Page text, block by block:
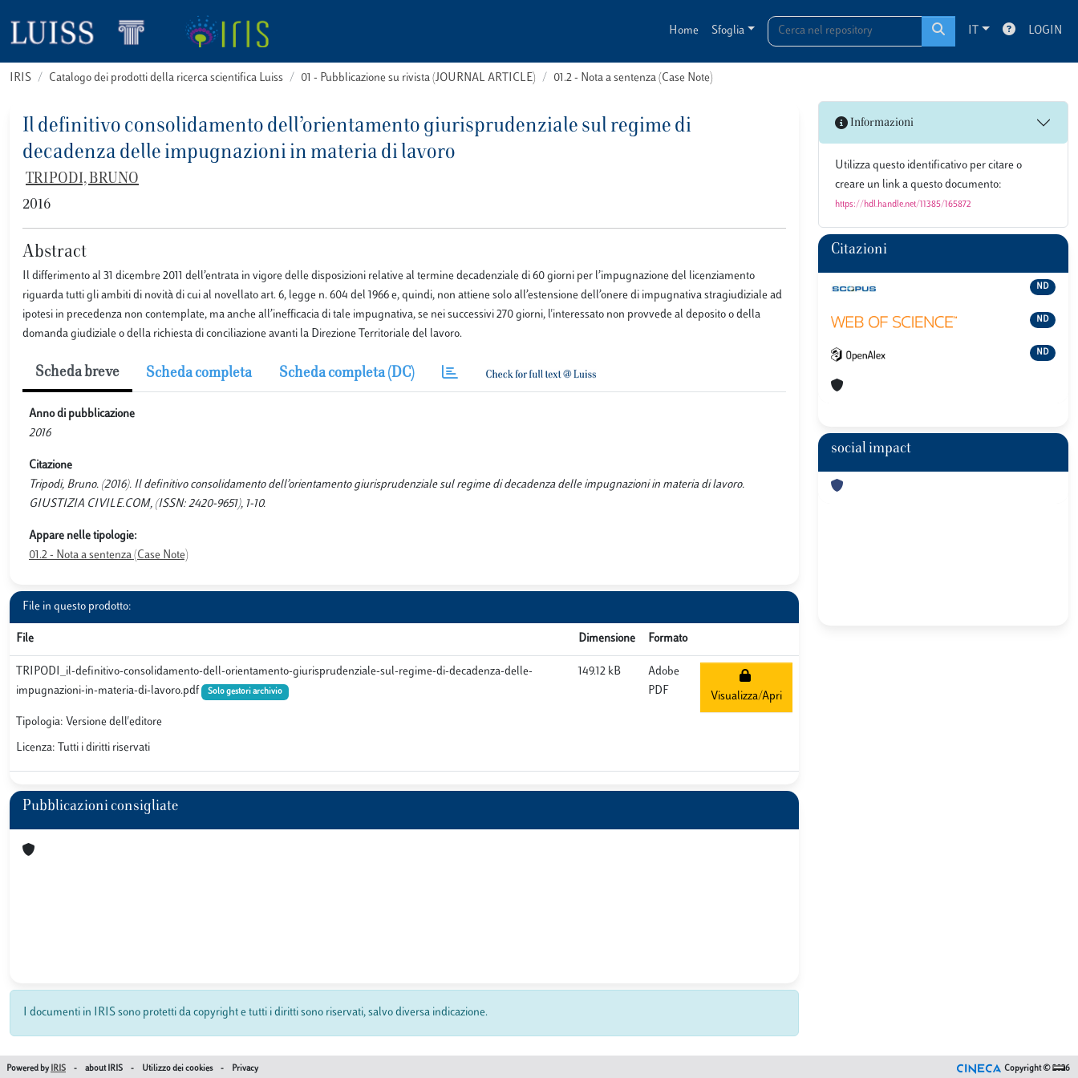
Home Sfoglia IT LOGIN
IRIS Catalogo dei prodotti della ricerca scientifica Luiss 01 - Pubblicazione su rivista (JOURNAL ARTICLE) 01.2 - Nota a sentenza (Case Note)
Il definitivo consolidamento dell’orientamento giurisprudenziale sul regime di
decadenza delle impugnazioni in materia di lavoro
TRIPODI, BRUNO
2016
Abstract
Il differimento al 31 dicembre 2011 dell’entrata in vigore delle disposizioni relative al termine decadenziale di 60 giorni per l’impugnazione del licenziamento
riguarda tutti gli ambiti di novità di cui al novellato art. 6, legge n. 604 del 1966 e, quindi, non attiene solo all’estensione dell’onere di impugnativa stragiudiziale ad
ipotesi in precedenza non contemplate, ma anche all’inefficacia di tale impugnativa, se nei successivi 270 giorni, l'interessato non provvede al deposito o della
domanda giudiziale o della richiesta di conciliazione avanti la Direzione Territoriale del lavoro.
Scheda breve Scheda completa Scheda completa (DC)
Anno di pubblicazione
2016
Citazione
Tripodi, Bruno. (2016). Il definitivo consolidamento dell’orientamento giurisprudenziale sul regime di decadenza delle impugnazioni in materia di lavoro.
GIUSTIZIA CIVILE.COM, (ISSN: 2420-9651), 1-10.
Appare nelle tipologie:
01.2 - Nota a sentenza (Case Note)
File in questo prodotto:
File Dimensione Formato
TRIPODI_il-definitivo-consolidamento-dell-orientamento-giurisprudenziale-sul-regime-di-decadenza-delle-
impugnazioni-in-materia-di-lavoro.pdf
Solo gestori archivio
Tipologia: Versione dell'editore
Licenza: Tutti i diritti riservati
149.12 kB
Adobe
PDF
Visualizza/Apri
Pubblicazioni consigliate
I documenti in IRIS sono protetti da copyright e tutti i diritti sono riservati, salvo diversa indicazione.
Informazioni
Utilizza questo identificativo per citare o
creare un link a questo documento:
https://hdl.handle.net/11385/165872
Citazioni
ND
ND
ND
social impact
Powered by IRIS - about IRIS - Utilizzo dei cookies - Privacy Copyright © 2026